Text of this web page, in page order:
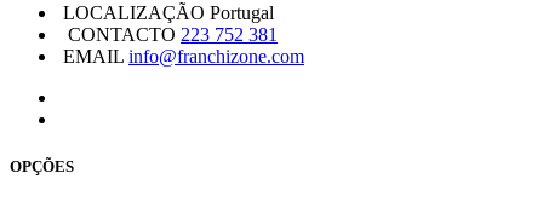
LOCALIZAÇÃO Portugal
CONTACTO 223 752 381
EMAIL info@franchizone.com
OPÇÕES